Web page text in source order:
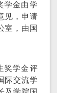
学金由学
见，申请
室，由国
奖学金评
际交流学